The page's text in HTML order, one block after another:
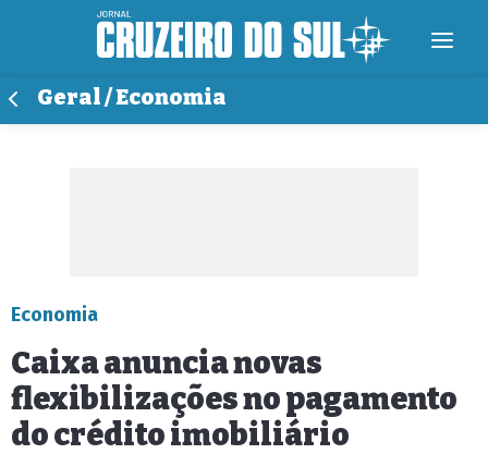
Geral / Economia
Economia
Caixa anuncia novas
flexibilizações no pagamento
do crédito imobiliário